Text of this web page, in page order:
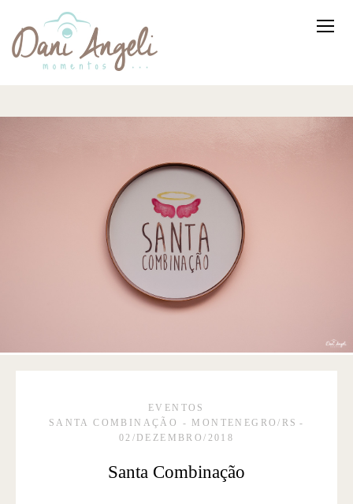
EVENTOS
SANTA COMBINAÇÃO - MONTENEGRO/RS
02/DEZEMBRO/2018
Santa Combinação